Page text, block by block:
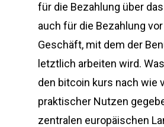
für die Bezahlung über
auch für die Bezahlung
Geschäft, mit dem der
letztlich arbeiten wird.
den bitcoin kurs nach wie
praktischer Nutzen
zentralen europäischen